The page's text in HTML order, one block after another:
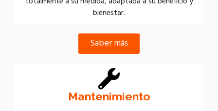
bienestar.
Saber más
Mantenimiento